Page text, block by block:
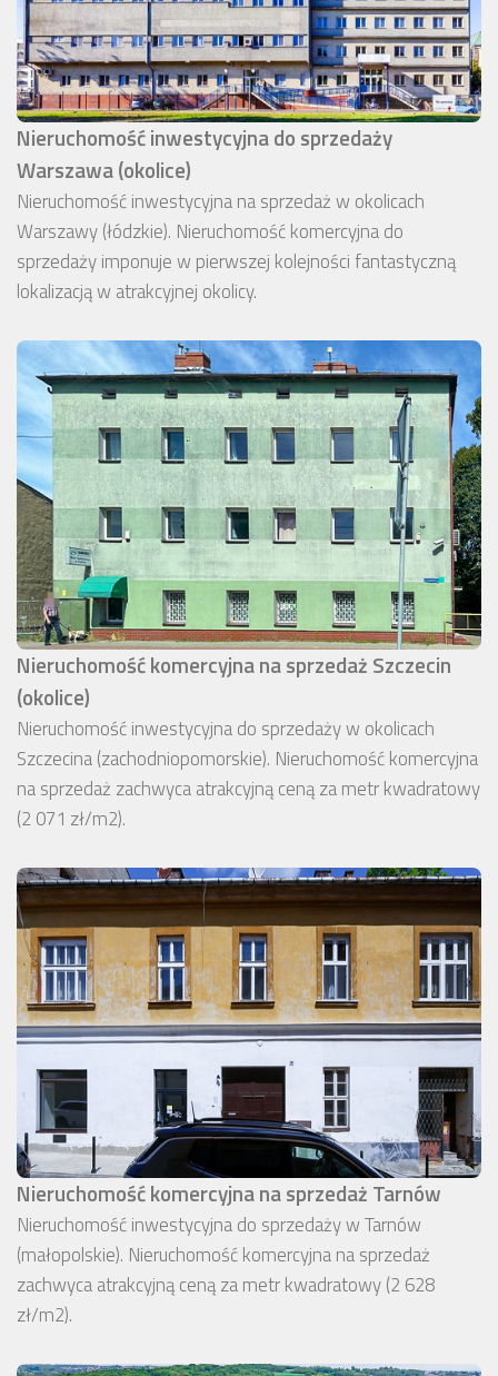
Nieruchomość inwestycyjna do sprzedaży
Warszawa (okolice)
Nieruchomość inwestycyjna na sprzedaż w okolicach
Warszawy (łódzkie). Nieruchomość komercyjna do
sprzedaży imponuje w pierwszej kolejności fantastyczną
lokalizacją w atrakcyjnej okolicy.
Nieruchomość komercyjna na sprzedaż Szczecin
(okolice)
Nieruchomość inwestycyjna do sprzedaży w okolicach
Szczecina (zachodniopomorskie). Nieruchomość komercyjna
na sprzedaż zachwyca atrakcyjną ceną za metr kwadratowy
(2 071 zł/m2).
Nieruchomość komercyjna na sprzedaż Tarnów
Nieruchomość inwestycyjna do sprzedaży w Tarnów
(małopolskie). Nieruchomość komercyjna na sprzedaż
zachwyca atrakcyjną ceną za metr kwadratowy (2 628
zł/m2).